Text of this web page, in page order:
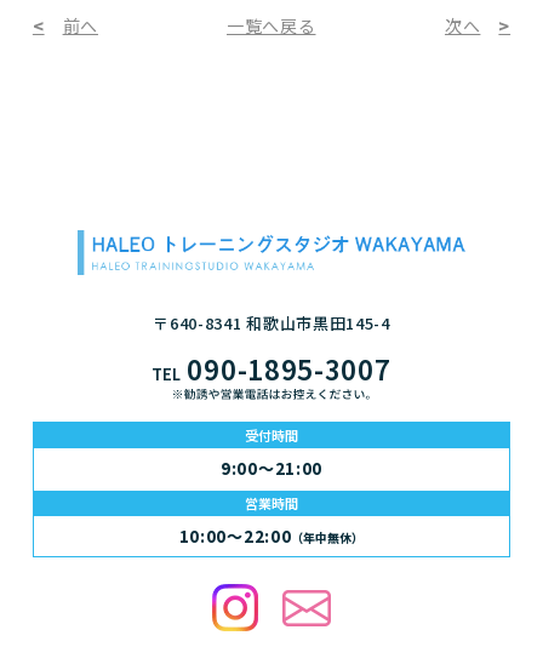
前へ 一覧へ戻る 次へ
〒640-8341 和歌山市黒田145-4
TEL 090-1895-3007
受付時間
9:00～21:00
営業時間
10:00～22:00 （年中無休）